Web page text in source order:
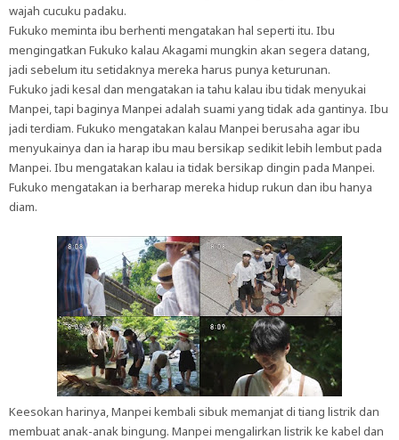
wajah cucuku padaku.
Fukuko meminta ibu berhenti mengatakan hal seperti itu. Ibu
mengingatkan Fukuko kalau Akagami mungkin akan segera datang,
jadi sebelum itu setidaknya mereka harus punya keturunan.
Fukuko jadi kesal dan mengatakan ia tahu kalau ibu tidak menyukai
Manpei, tapi baginya Manpei adalah suami yang tidak ada gantinya. Ibu
jadi terdiam. Fukuko mengatakan kalau Manpei berusaha agar ibu
menyukainya dan ia harap ibu mau bersikap sedikit lebih lembut pada
Manpei. Ibu mengatakan kalau ia tidak bersikap dingin pada Manpei.
Fukuko mengatakan ia berharap mereka hidup rukun dan ibu hanya
diam.
Keesokan harinya, Manpei kembali sibuk memanjat di tiang listrik dan
membuat anak-anak bingung. Manpei mengalirkan listrik ke kabel dan